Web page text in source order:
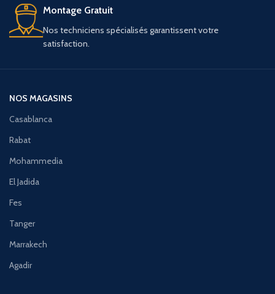
Montage Gratuit
Nos techniciens spécialisés garantissent votre
satisfaction.
NOS MAGASINS
Casablanca
Rabat
Mohammedia
El Jadida
Fes
Tanger
Marrakech
Agadir